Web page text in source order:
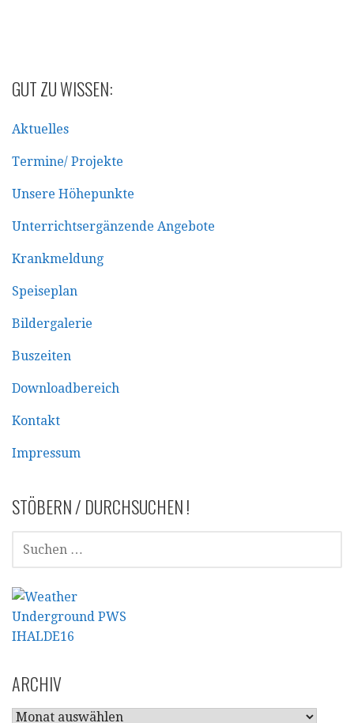
GUT ZU WISSEN:
Aktuelles
Termine/ Projekte
Unsere Höhepunkte
Unterrichtsergänzende Angebote
Krankmeldung
Speiseplan
Bildergalerie
Buszeiten
Downloadbereich
Kontakt
Impressum
STÖBERN / DURCHSUCHEN !
SUCHEN
NACH:
ARCHIV
ARCHIV